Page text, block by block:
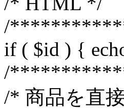
/
if ( $id ) {
/
/* 商品を直